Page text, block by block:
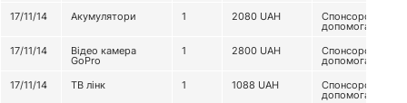
17/11/14
Акумулятори 1 2080 UAH Спонсорська
допомога
17/11/14
Відео камера
GoPro
1 2800 UAH Спонсорська
допомога
17/11/14
ТВ лінк 1 1088 UAH Спонсорська
допомога